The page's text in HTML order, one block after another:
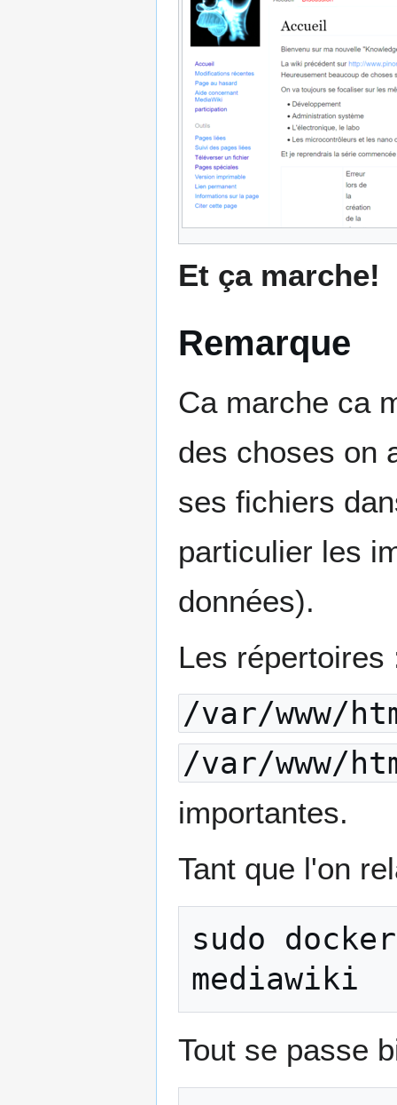
Et ça marche!
Remarque
Ca marche ca
des choses on
ses fichiers
particulier les
données).
Les répertoires
/var/www/
/var/www/
importantes.
Tant que l'on
sudo
docker
Tout se passe